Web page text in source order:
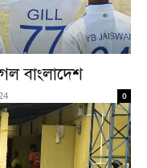
বাংলাদেশ
0